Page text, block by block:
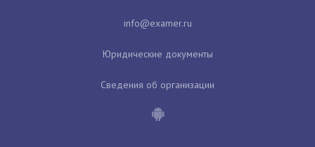
Юридические документы
Сведения об организации